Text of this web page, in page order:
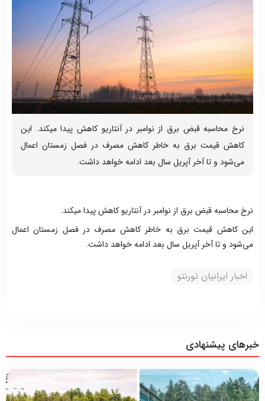
نرخ محاسبه قبض برق از نوامبر در آنتاریو کاهش پیدا میکند. این
کاهش قیمت برق به خاطر کاهش مصرف در فصل زمستان اعمال
می‌شود و تا آخر آپریل سال بعد ادامه خواهد داشت.
نرخ محاسبه قبض برق از نوامبر در آنتاریو کاهش پیدا میکند.
این کاهش قیمت برق به خاطر کاهش مصرف در فصل زمستان اعمال
می‌شود و تا آخر آپریل سال بعد ادامه خواهد داشت.
اخبار ایرانیان تورنتو
خبرهای پیشنهادی